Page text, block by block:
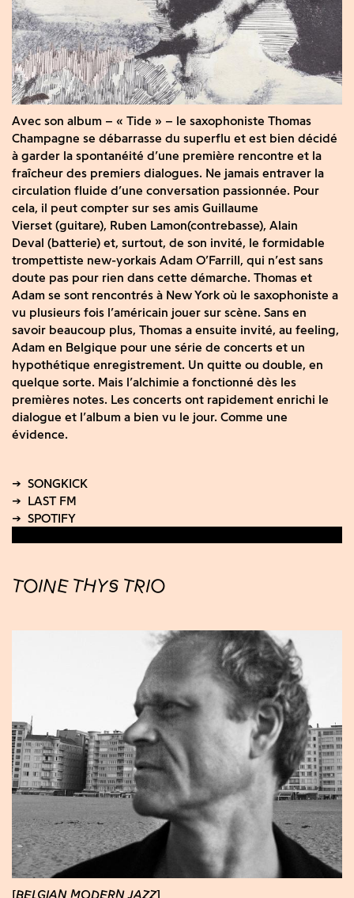
Avec son album – « Tide » – le saxophoniste Thomas
Champagne se débarrasse du superflu et est bien décidé
à garder la spontanéité d’une première rencontre et la
fraîcheur des premiers dialogues. Ne jamais entraver la
circulation fluide d’une conversation passionnée. Pour
cela, il peut compter sur ses amis Guillaume
Vierset (guitare), Ruben Lamon(contrebasse), Alain
Deval (batterie) et, surtout, de son invité, le formidable
trompettiste new-yorkais Adam O’Farrill, qui n’est sans
doute pas pour rien dans cette démarche. Thomas et
Adam se sont rencontrés à New York où le saxophoniste a
vu plusieurs fois l’américain jouer sur scène. Sans en
savoir beaucoup plus, Thomas a ensuite invité, au feeling,
Adam en Belgique pour une série de concerts et un
hypothétique enregistrement. Un quitte ou double, en
quelque sorte. Mais l’alchimie a fonctionné dès les
premières notes. Les concerts ont rapidement enrichi le
dialogue et l’album a bien vu le jour. Comme une
évidence.
TOINE THYS TRIO
BELGIAN MODERN JAZZ